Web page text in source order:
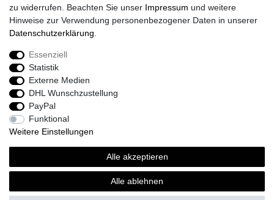
Zahlung und Versand
Sport-Versand24 Community
Sport-Versand24 Team Fan-Shop´s & Partner
zu widerrufen. Beachten Sie unser Impressum und weitere
Hinweise zur Verwendung personenbezogener Daten in unserer
Daten­schutz­erklärung
Essenziell
Statistik
Externe Medien
DHL Wunschzustellung
PayPal
Funktional
Weitere Einstellungen
Alle akzeptieren
Alle ablehnen